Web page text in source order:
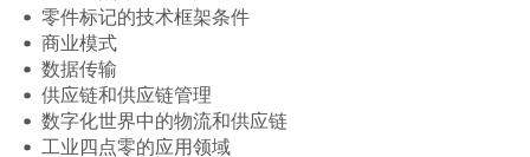
零件标记的技术框架条件
商业模式
数据传输
供应链和供应链管理
数字化世界中的物流和供应链
工业四点零的应用领域